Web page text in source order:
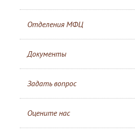
Отделения МФЦ
Документы
Задать вопрос
Оцените нас